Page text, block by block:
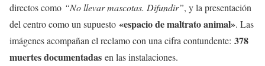
directos como “No llevar mascotas. Difundir”, y la presentación
del centro como un supuesto «espacio de maltrato animal». Las
imágenes acompañan el reclamo con una cifra contundente: 378
muertes documentadas en las instalaciones.